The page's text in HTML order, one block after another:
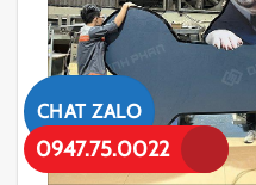
CHAT ZALO
0947.75.0022